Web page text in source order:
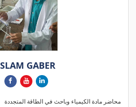
GABER
محاضر مادة الكيمياء وباحث في الطاقة المتجددة